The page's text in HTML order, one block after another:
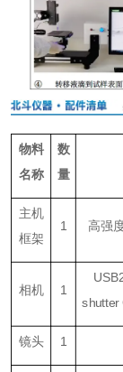
物料
名称
数
量
主机
框架
1 高强
相机 1
shutter
镜头 1